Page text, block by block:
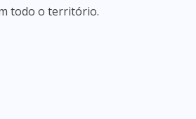
todo o território.